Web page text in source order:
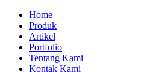
Home
Produk
Artikel
Portfolio
Tentang Kami
Kontak Kami